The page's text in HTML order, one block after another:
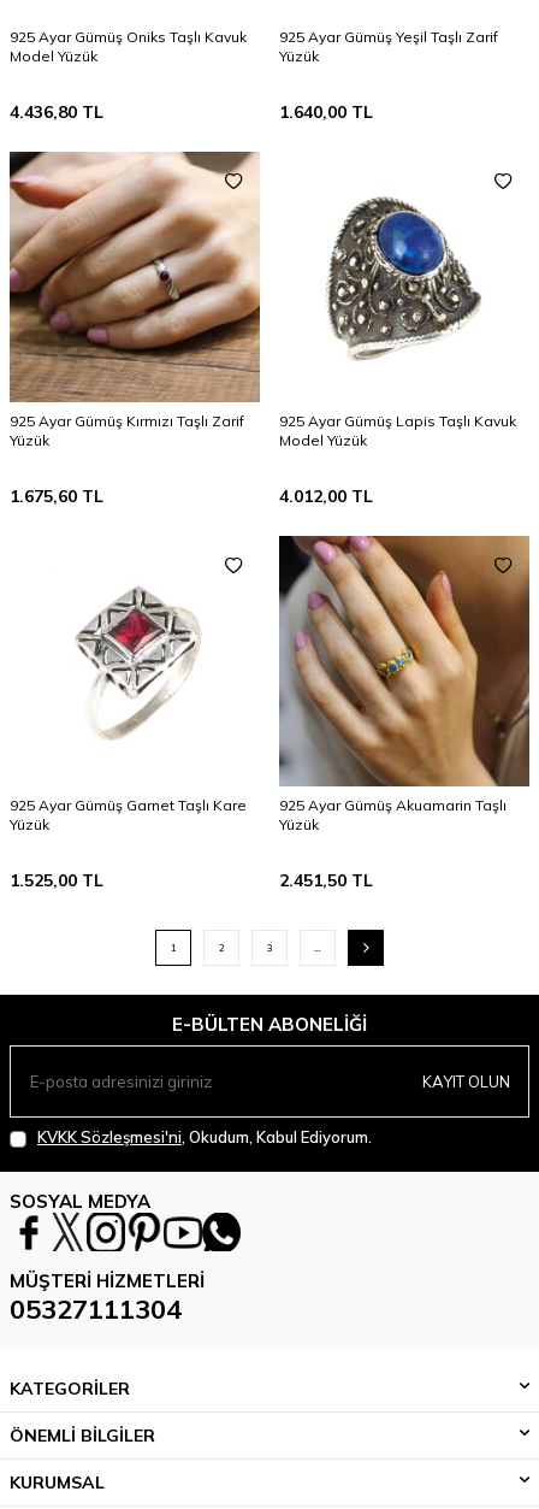
925 Ayar Gümüş Oniks Taşlı Kavuk
Model Yüzük
4.436,80 TL
925 Ayar Gümüş Yeşil Taşlı Zarif
Yüzük
1.640,00 TL
925 Ayar Gümüş Kırmızı Taşlı Zarif
Yüzük
1.675,60 TL
925 Ayar Gümüş Lapis Taşlı Kavuk
Model Yüzük
4.012,00 TL
925 Ayar Gümüş Garnet Taşlı Kare
Yüzük
1.525,00 TL
925 Ayar Gümüş Akuamarin Taşlı
Yüzük
2.451,50 TL
1 2 3 …
E-BÜLTEN ABONELIĞI
KAYIT OLUN
KVKK Sözleşmesi'ni , Okudum, Kabul Ediyorum.
SOSYAL MEDYA
MÜŞTERI HIZMETLERI
05327111304
KATEGORİLER
ÖNEMLİ BİLGİLER
KURUMSAL